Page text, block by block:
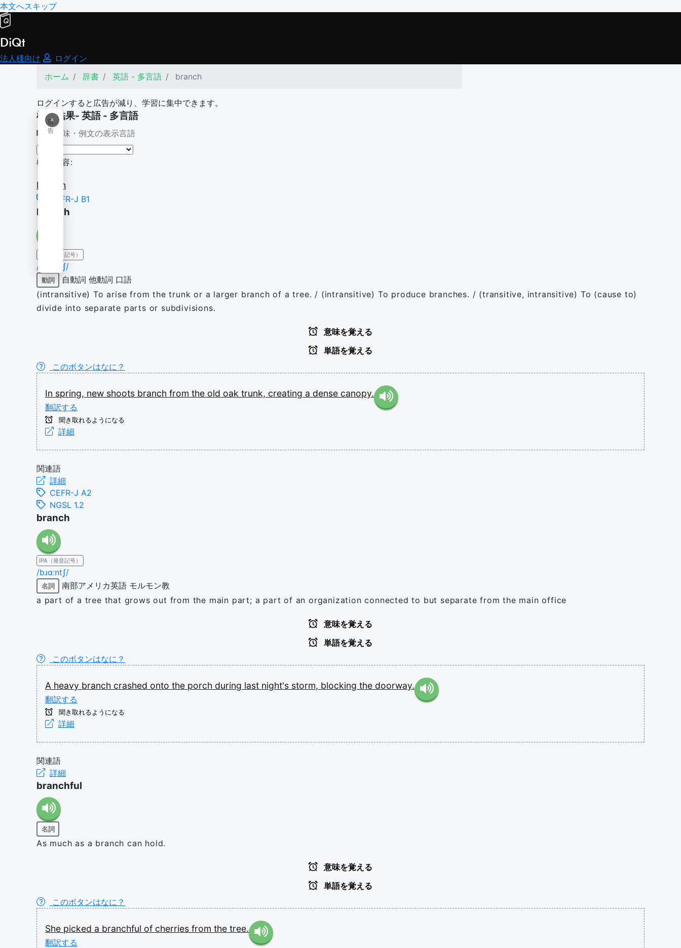
本文へスキップ
DiQt
法人様向け
ログイン
ホーム
辞書 英語 - 多言語 branch
ログインすると広告が減り、学習に集中できます。
×
広
告
検索結果- 英語 - 多言語
意味・例文の表示言語
検索内容:
branch
CEFR-J B1
branch
IPA（発音記号）
/bɹɑːntʃ/
動詞 自動詞 他動詞 口語
(intransitive) To arise from the trunk or a larger branch of a tree. / (intransitive) To produce branches. / (transitive, intransitive) To (cause to)
divide into separate parts or subdivisions.
意味を覚える
単語を覚える
このボタンはなに？
In spring, new shoots branch from the old oak trunk, creating a dense canopy.
翻訳する
聞き取れるようになる
詳細
関連語
詳細
CEFR-J A2
NGSL 1.2
branch
IPA（発音記号）
/bɹɑːntʃ/
名詞 南部アメリカ英語 モルモン教
a part of a tree that grows out from the main part; a part of an organization connected to but separate from the main office
意味を覚える
単語を覚える
このボタンはなに？
A heavy branch crashed onto the porch during last night's storm, blocking the doorway.
翻訳する
聞き取れるようになる
詳細
関連語
詳細
branchful
名詞
As much as a branch can hold.
意味を覚える
単語を覚える
このボタンはなに？
She picked a branchful of cherries from the tree.
翻訳する